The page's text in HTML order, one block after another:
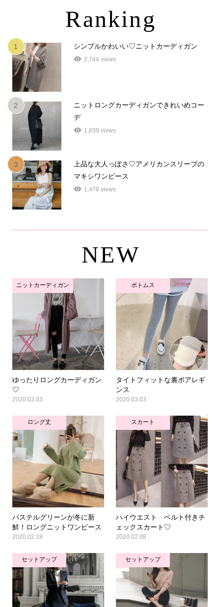
Ranking
1 シンプルかわいい♡ニットカーディガン
2,744 views
2
ニットロングカーディガンできれいめコー
デ
1,839 views
3
上品な大人っぽさ♡アメリカンスリーブの
マキシワンピース
1,478 views
NEW
ニットカーディガン
ゆったりロングカーディガン
♡
2020.03.03
ボトムス
タイトフィットな裏ボアレギ
ンス
2020.03.03
ロング丈
パステルグリーンが冬に新
鮮！ロングニットワンピース
2020.02.18
スカート
ハイウエスト ベルト付きチ
ェックスカート♡
2020.02.08
セットアップ セットアップ